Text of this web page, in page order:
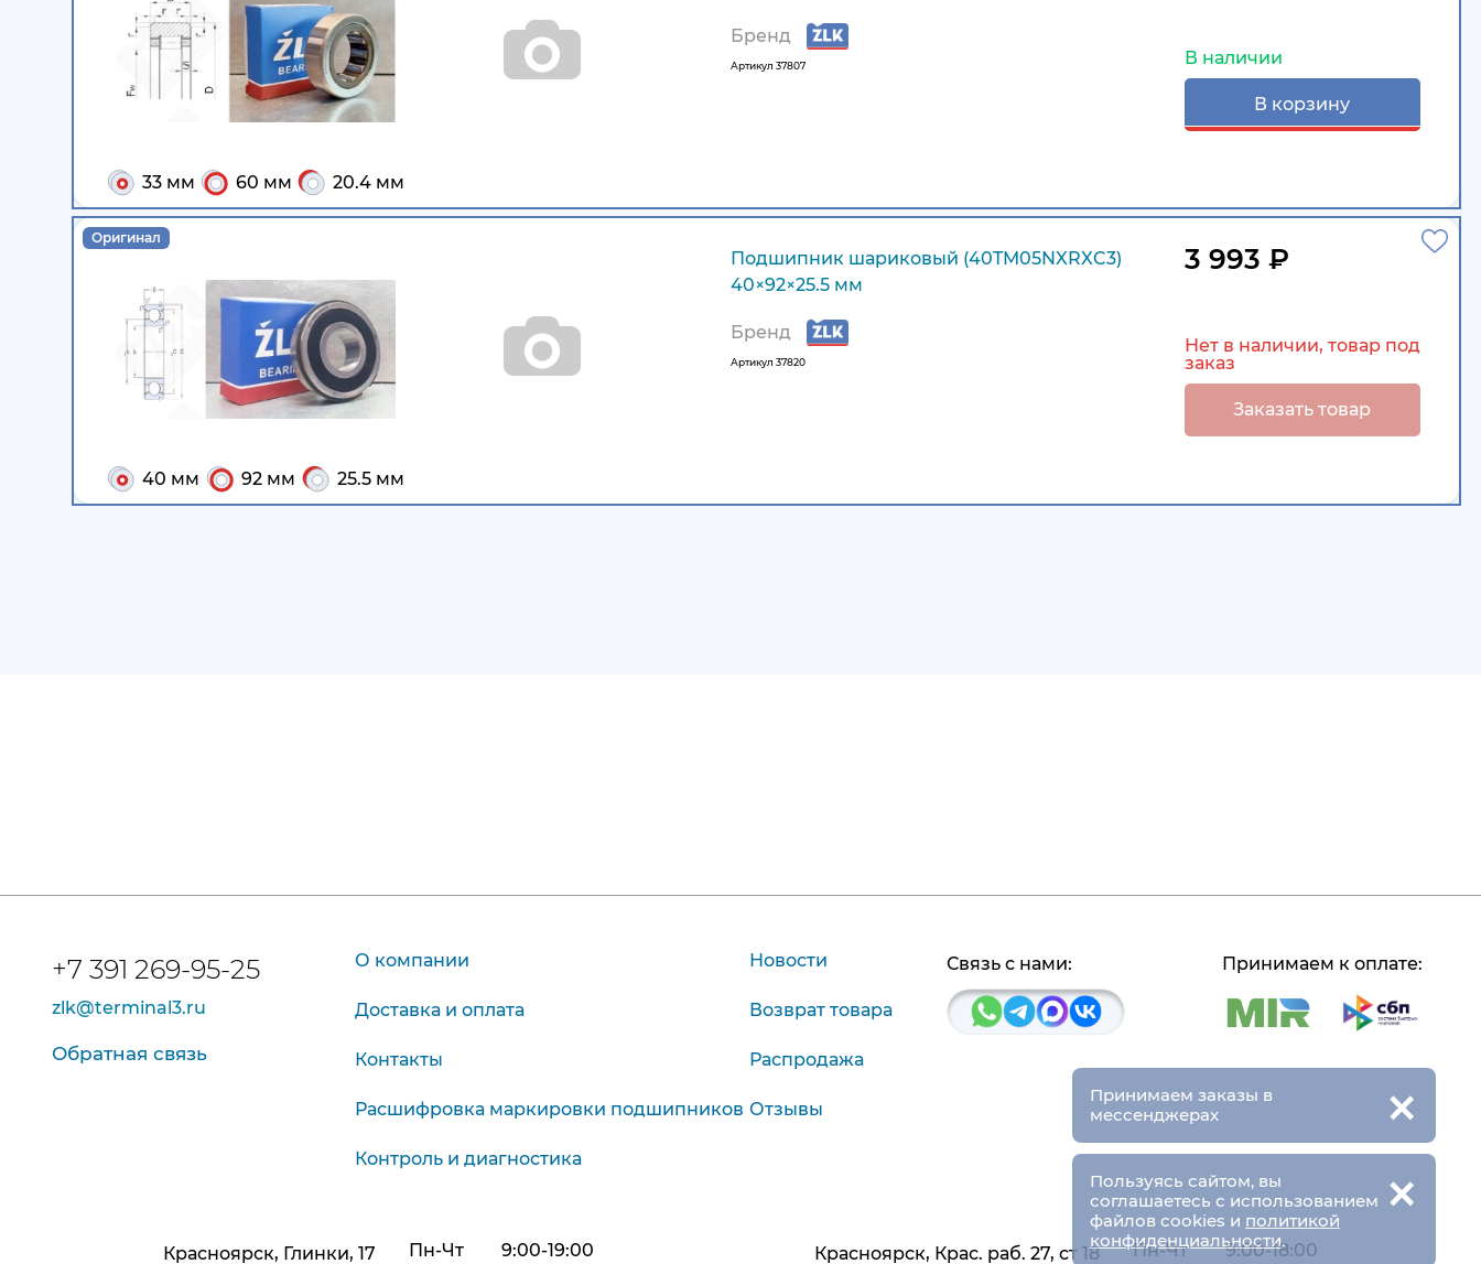
Бренд
Артикул 37807
33 мм 60 мм 20.4 мм
В наличии
В корзину
Оригинал
Подшипник шариковый (40TM05NXRXC3)
40×92×25.5 мм
Бренд
Артикул 37820
40 мм 92 мм 25.5 мм
3 993 ₽
Нет в наличии, товар под
заказ
Заказать товар
+7 391 269-95-25
zlk@terminal3.ru
Обратная связь
О компании
Доставка и оплата
Контакты
Расшифровка маркировки подшипников
Контроль и диагностика
Новости
Возврат товара
Распродажа
Отзывы
Связь с нами: Принимаем к оплате:
Красноярск, Глинки, 17 Пн-Чт 9:00-19:00 Красноярск, Крас. раб. 27, ст 18 Пн-Чт 9:00-18:00
Пользуясь сайтом, вы
соглашаетесь с использованием
файлов cookies и политикой
конфиденциальности.
×
Принимаем заказы в
мессенджерах
×